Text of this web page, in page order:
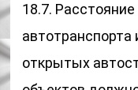
18.7.
автотранспорта
открытых